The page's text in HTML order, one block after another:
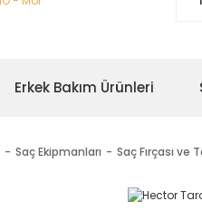
Erkek Bakım Ürünleri
Saç Ekipmanları Saç Fırçası ve